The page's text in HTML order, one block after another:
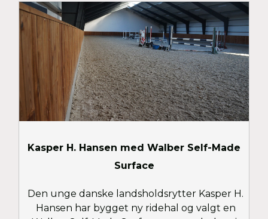
Kasper H. Hansen med Walber Self-Made
Surface
Den unge danske landsholdsrytter Kasper H.
Hansen har bygget ny ridehal og valgt en